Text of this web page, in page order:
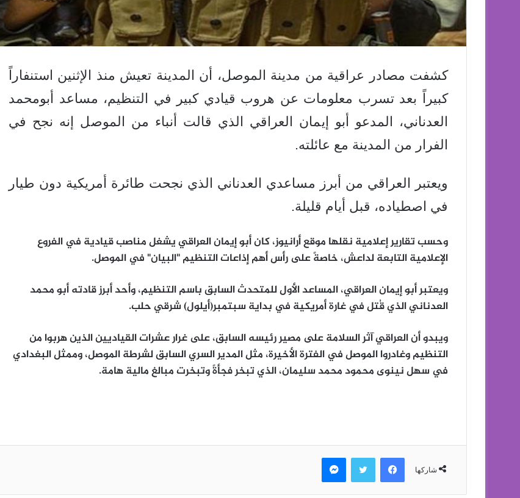
كشفت مصادر عراقية من مدينة الموصل، أن المدينة تعيش منذ الإثنين استنفاراً
كبيراً بعد تسرب معلومات عن هروب قيادي كبير في التنظيم، مساعد أبومحمد
العدناني، المدعو أبو إيمان العراقي الذي قالت أنباء من الموصل إنه نجح في
الفرار من المدينة مع عائلته.
ويعتبر العراقي من أبرز مساعدي العدناني الذي نجحت طائرة أمريكية دون طيار
في اصطياده، قبل أيام قليلة.
وحسب تقارير إعلامية نقلها موقع أرانيوز، كان أبو إيمان العراقي يشغل مناصب قيادية في الفروع
الإعلامية التابعة لداعش، خاصةً على رأس أهم إذاعات التنظيم "البيان" في الموصل.
ويعتبر أبو إيمان العراقي، المساعد الأول للمتحدث السابق باسم التنظيم، وأحد أبرز قادته أبو محمد
العدناني الذي قُتل في غارة أمريكية في بداية سبتمبر(أيلول) شرقي حلب.
ويبدو أن العراقي آثر السلامة على مصير رئيسه السابق، على غرار عشرات القياديين الذين هربوا من
التنظيم وغادروا الموصل في الفترة الأخيرة، مثل المدير السري السابق لشرطة الموصل، وممثل البغدادي
في سهل نينوى محمود محمد سليمان، الذي تبخر فجأةً وتبخرت مبالغ مالية هامة.
شاركها
فيسبوك تويتر ماسنجر